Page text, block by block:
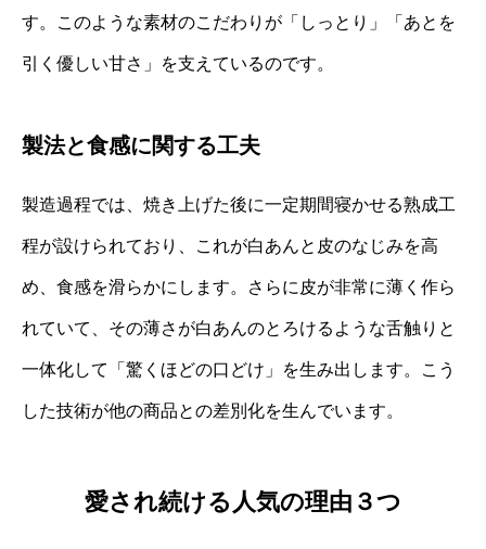
す。このような素材のこだわりが「しっとり」「あとを
引く優しい甘さ」を支えているのです。
製法と食感に関する工夫
製造過程では、焼き上げた後に一定期間寝かせる熟成工
程が設けられており、これが白あんと皮のなじみを高
め、食感を滑らかにします。さらに皮が非常に薄く作ら
れていて、その薄さが白あんのとろけるような舌触りと
一体化して「驚くほどの口どけ」を生み出します。こう
した技術が他の商品との差別化を生んでいます。
愛され続ける人気の理由３つ